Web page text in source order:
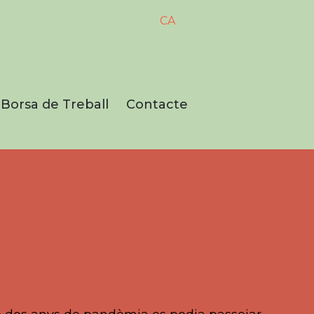
Borsa de Treball Contacte
CA